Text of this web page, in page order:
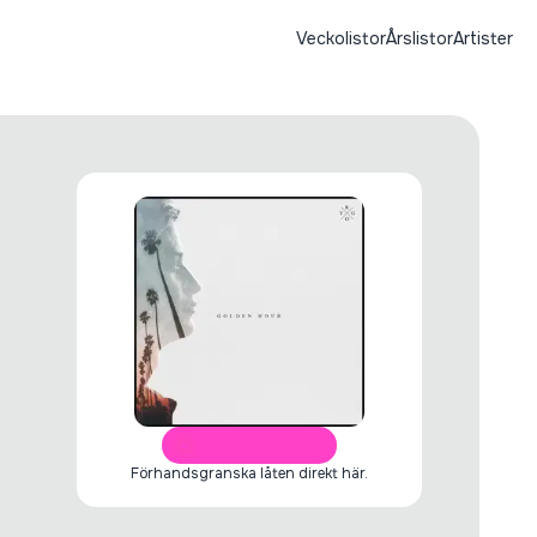
VeckolistorÅrslistorArtister
Förhandsgranska låten direkt här.